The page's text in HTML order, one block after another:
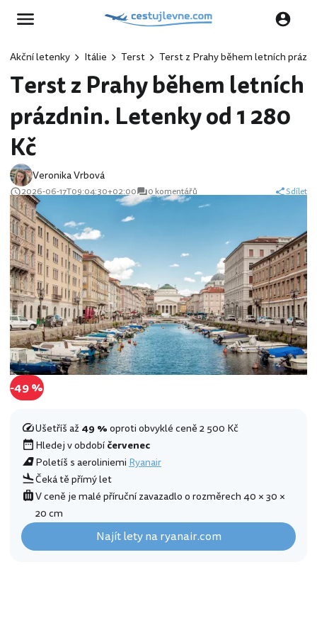
Akční letenky Itálie Terst Terst z Prahy během letních
Terst z Prahy během letních
prázdnin. Letenky od 1 280
Kč
Veronika Vrbová
2026-06-17T09:04:30+02:00 0 komentářů Sdílet
-49 %
Ušetříš až49 %oproti obvyklé ceně 2 500 Kč
Hledej v obdobíčervenec
Poletíš s aeroliniemiRyanair
Čeká tě přímý let
V ceně je malé příruční zavazadlo o rozměrech 40 × 30 ×
20 cm
Najít lety na ryanair.com